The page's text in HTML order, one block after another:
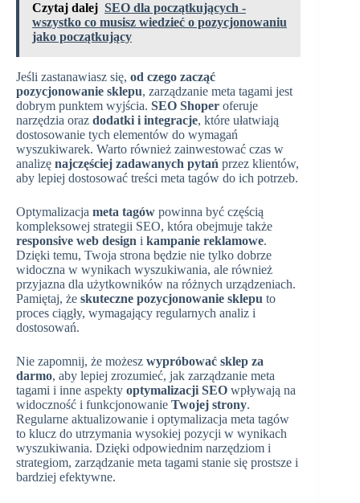
Czytaj dalej SEO dla początkujących -
wszystko co musisz wiedzieć o pozycjonowaniu
jako początkujący
Jeśli zastanawiasz się, od czego zacząć
pozycjonowanie sklepu, zarządzanie meta tagami jest
dobrym punktem wyjścia. SEO Shoper oferuje
narzędzia oraz dodatki i integracje, które ułatwiają
dostosowanie tych elementów do wymagań
wyszukiwarek. Warto również zainwestować czas w
analizę najczęściej zadawanych pytań przez klientów,
aby lepiej dostosować treści meta tagów do ich potrzeb.
Optymalizacja meta tagów powinna być częścią
kompleksowej strategii SEO, która obejmuje także
responsive web design i kampanie reklamowe.
Dzięki temu, Twoja strona będzie nie tylko dobrze
widoczna w wynikach wyszukiwania, ale również
przyjazna dla użytkowników na różnych urządzeniach.
Pamiętaj, że skuteczne pozycjonowanie sklepu to
proces ciągły, wymagający regularnych analiz i
dostosowań.
Nie zapomnij, że możesz wypróbować sklep za
darmo, aby lepiej zrozumieć, jak zarządzanie meta
tagami i inne aspekty optymalizacji SEO wpływają na
widoczność i funkcjonowanie Twojej strony.
Regularne aktualizowanie i optymalizacja meta tagów
to klucz do utrzymania wysokiej pozycji w wynikach
wyszukiwania. Dzięki odpowiednim narzędziom i
strategiom, zarządzanie meta tagami stanie się prostsze i
bardziej efektywne.